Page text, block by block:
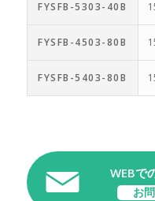
FYSFB-5303-40B
FYSFB-4503-80B
FYSFB-5403-80B
WEBで
お